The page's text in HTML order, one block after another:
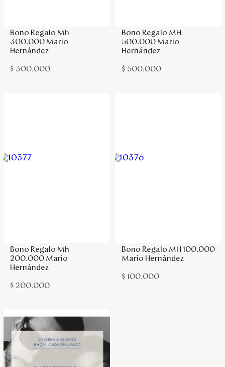
Bono Regalo Mh
300.000 Mario
Hernández
$ 300.000
Bono Regalo MH
500.000 Mario
Hernández
$ 500.000
Bono Regalo Mh
200.000 Mario
Hernández
$ 200.000
Bono Regalo MH 100.000
Mario Hernández
$ 100.000